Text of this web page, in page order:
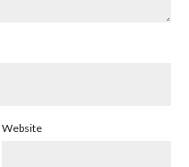
Website